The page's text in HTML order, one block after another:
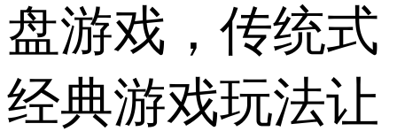
盘游戏，传统式
经典游戏玩法让